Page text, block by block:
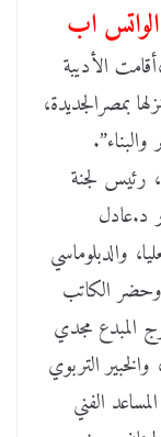
اب
الأديبة
بمصرالجديدة،
رئيس لجنة
د.عادل
والدبلوماسي
وحضر الكاتب
المبدع مجدي
التربوي
الفني